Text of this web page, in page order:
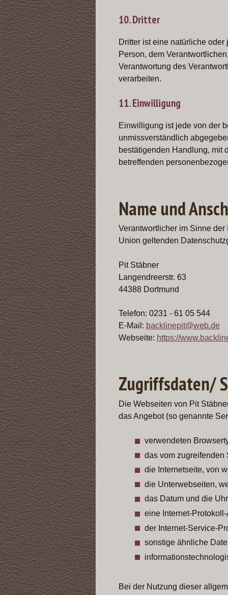
10. Dritter
Dritter ist eine natürliche
Person, dem
Verantwortung des
verarbeiten.
11. Einwilligung
Einwilligung ist jede von der
unmissverständlich
bestätigenden Handlung, mit
betreffenden
Name und
Verantwortlicher im Sinne
Union geltenden
Pit Stäbner
Langendreerstr. 63
44388 Dortmund
Telefon: 0231 - 61 05 544
E-Mail: backlinepit@web.de
Webseite: https://
Zugriffsdaten/
Die Webseiten von Pit
das Angebot (so genannte
verwendeten
das vom zugreifenden
die Internetseite, von
die Unterwebseiten,
das Datum und die
eine Internet-
der Internet-Service-
sonstige ähnliche
Bei der Nutzung dieser